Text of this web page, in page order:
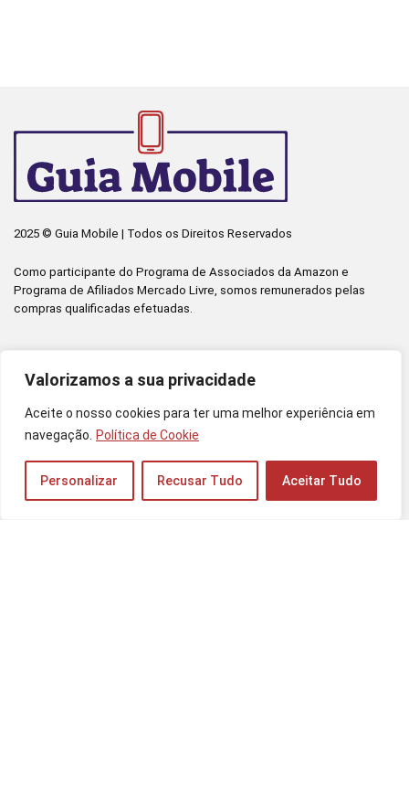
Valorizamos a sua privacidade
Aceite o nosso cookies para ter uma melhor experiência em
navegação.
Política de Cookie
Personalizar Recusar Tudo Aceitar Tudo
2025 © Guia Mobile | Todos os Direitos Reservados
Como participante do Programa de Associados da Amazon e
Programa de Afiliados Mercado Livre, somos remunerados pelas
compras qualificadas efetuadas.
Categorias
Carregadores